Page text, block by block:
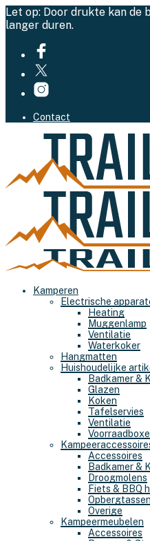
Let op: Door drukte kan de
langer duren.
Contact
Kamperen
Electrische
Heating
Muggenlamp
Ventilatie
Waterkoker
Hangmatten
Huishoudelijke
Badkamer &
Glazen
Koken
Tafelservies
Ventilatie
Accessoires
Badkamer &
Droogmolens
Fiets & BBQ
Opbergtassen
Overige
Kampeermeubelen
Accessoires